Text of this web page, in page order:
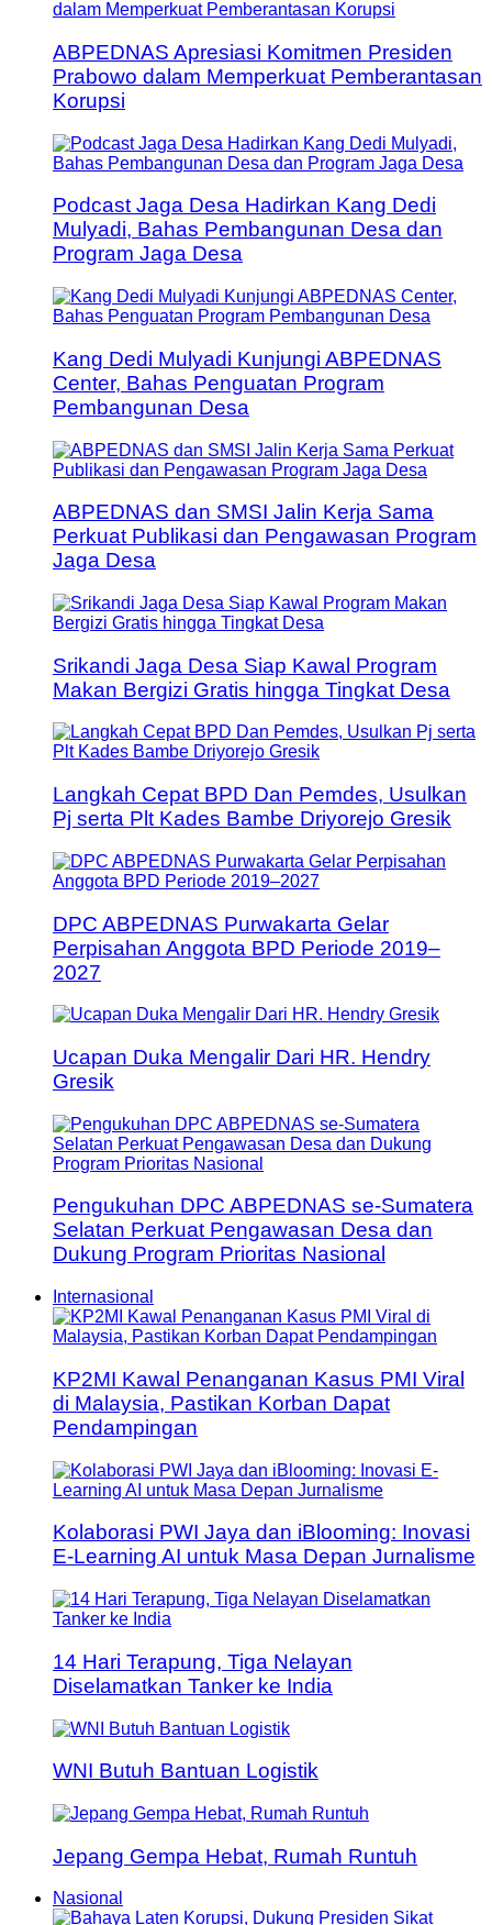
ABPEDNAS Apresiasi Komitmen Presiden
Prabowo dalam Memperkuat Pemberantasan
Korupsi
Podcast Jaga Desa Hadirkan Kang Dedi
Mulyadi, Bahas Pembangunan Desa dan
Program Jaga Desa
Kang Dedi Mulyadi Kunjungi ABPEDNAS
Center, Bahas Penguatan Program
Pembangunan Desa
ABPEDNAS dan SMSI Jalin Kerja Sama
Perkuat Publikasi dan Pengawasan Program
Jaga Desa
Srikandi Jaga Desa Siap Kawal Program
Makan Bergizi Gratis hingga Tingkat Desa
Langkah Cepat BPD Dan Pemdes, Usulkan
Pj serta Plt Kades Bambe Driyorejo Gresik
DPC ABPEDNAS Purwakarta Gelar
Perpisahan Anggota BPD Periode 2019–
2027
Ucapan Duka Mengalir Dari HR. Hendry
Gresik
Pengukuhan DPC ABPEDNAS se-Sumatera
Selatan Perkuat Pengawasan Desa dan
Dukung Program Prioritas Nasional
Internasional
KP2MI Kawal Penanganan Kasus PMI Viral
di Malaysia, Pastikan Korban Dapat
Pendampingan
Kolaborasi PWI Jaya dan iBlooming: Inovasi
E-Learning AI untuk Masa Depan Jurnalisme
14 Hari Terapung, Tiga Nelayan
Diselamatkan Tanker ke India
WNI Butuh Bantuan Logistik
Jepang Gempa Hebat, Rumah Runtuh
Nasional